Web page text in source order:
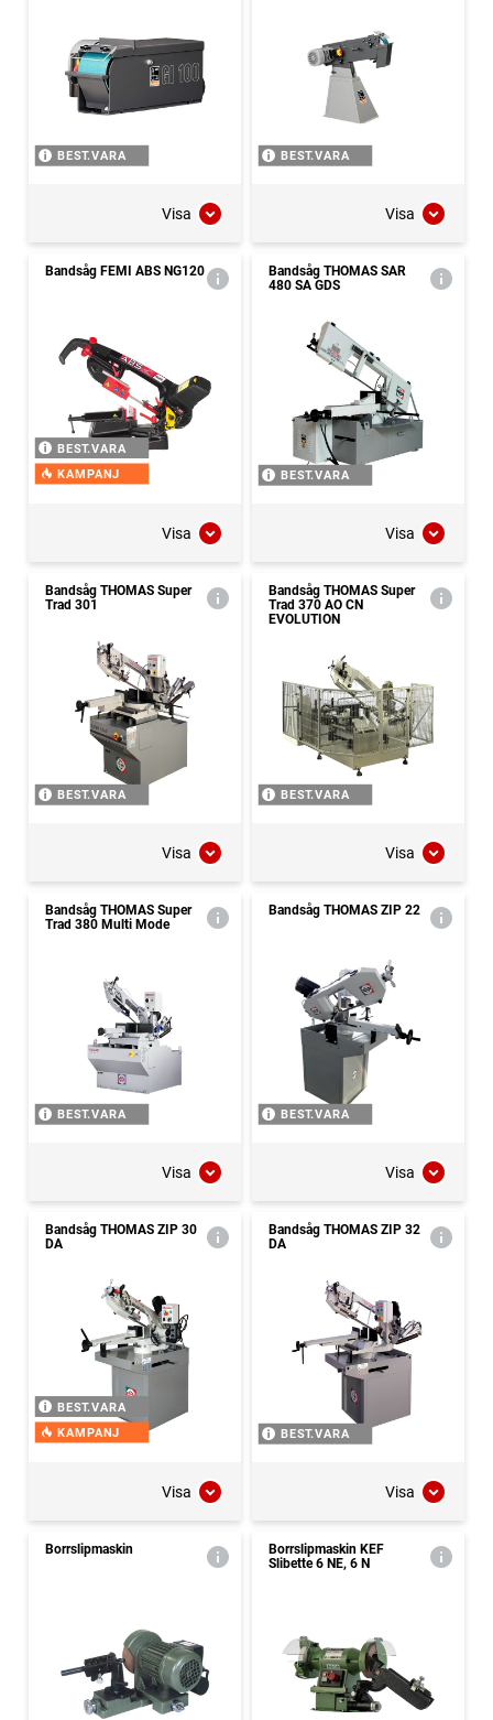
BEST.VARA
Visa
BEST.VARA
Visa
Bandsåg FEMI ABS NG120
BEST.VARA
KAMPANJ
Visa
Bandsåg THOMAS SAR
480 SA GDS
BEST.VARA
Visa
Bandsåg THOMAS Super
Trad 301
BEST.VARA
Visa
Bandsåg THOMAS Super
Trad 370 AO CN
EVOLUTION
BEST.VARA
Visa
Bandsåg THOMAS Super
Trad 380 Multi Mode
BEST.VARA
Visa
Bandsåg THOMAS ZIP 22
BEST.VARA
Visa
Bandsåg THOMAS ZIP 30
DA
BEST.VARA
KAMPANJ
Visa
Bandsåg THOMAS ZIP 32
DA
BEST.VARA
Visa
Borrslipmaskin
Borrslipmaskin KEF
Slibette 6 NE, 6 N